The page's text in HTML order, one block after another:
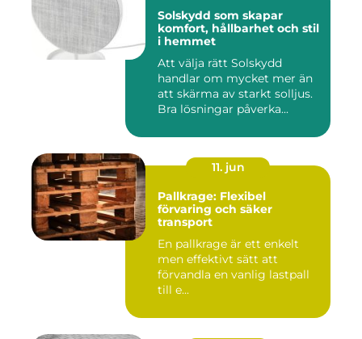
Solskydd som skapar
komfort, hållbarhet och stil
i hemmet
Att välja rätt Solskydd
handlar om mycket mer än
att skärma av starkt solljus.
Bra lösningar påverka...
11. jun
Pallkrage: Flexibel
förvaring och säker
transport
En pallkrage är ett enkelt
men effektivt sätt att
förvandla en vanlig lastpall
till e...